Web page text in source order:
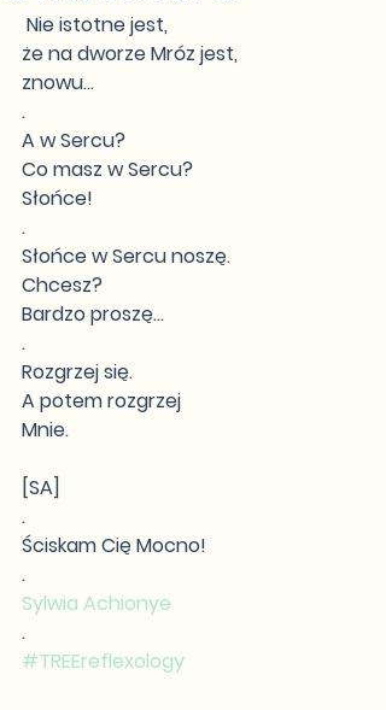
Nie istotne jest,
że na dworze Mróz jest,
znowu...
.
A w Sercu?
Co masz w Sercu?
Słońce!
.
Słońce w Sercu noszę.
Chcesz?
Bardzo proszę...
.
Rozgrzej się.
A potem rozgrzej
Mnie.
[SA]
.
Ściskam Cię Mocno!
.
Sylwia Achionye
.
#TREEreflexology